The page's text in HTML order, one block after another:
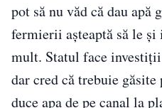
pot să nu văd că dau apă
fermierii așteaptă să le
mult. Statul face
dar cred că trebuie
duce apa de pe canal la